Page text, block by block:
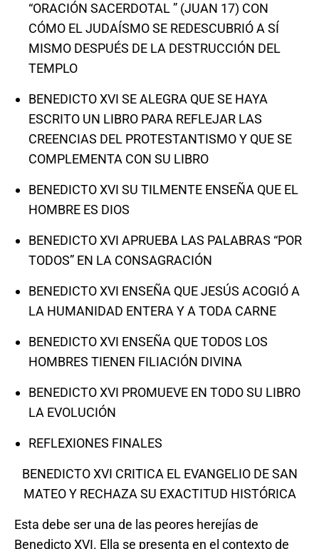
“ORACIÓN SACERDOTAL ” (JUAN 17) CON
CÓMO EL JUDAÍSMO SE REDESCUBRIÓ A SÍ
MISMO DESPUÉS DE LA DESTRUCCIÓN DEL
TEMPLO
BENEDICTO XVI SE ALEGRA QUE SE HAYA
ESCRITO UN LIBRO PARA REFLEJAR LAS
CREENCIAS DEL PROTESTANTISMO Y QUE SE
COMPLEMENTA CON SU LIBRO
BENEDICTO XVI SU TILMENTE ENSEÑA QUE EL
HOMBRE ES DIOS
BENEDICTO XVI APRUEBA LAS PALABRAS “POR
TODOS” EN LA CONSAGRACIÓN
BENEDICTO XVI ENSEÑA QUE JESÚS ACOGIÓ A
LA HUMANIDAD ENTERA Y A TODA CARNE
BENEDICTO XVI ENSEÑA QUE TODOS LOS
HOMBRES TIENEN FILIACIÓN DIVINA
BENEDICTO XVI PROMUEVE EN TODO SU LIBRO
LA EVOLUCIÓN
REFLEXIONES FINALES
BENEDICTO XVI CRITICA EL EVANGELIO DE SAN
MATEO Y RECHAZA SU EXACTITUD HISTÓRICA
Esta debe ser una de las peores herejías de
Benedicto XVI. Ella se presenta en el contexto de